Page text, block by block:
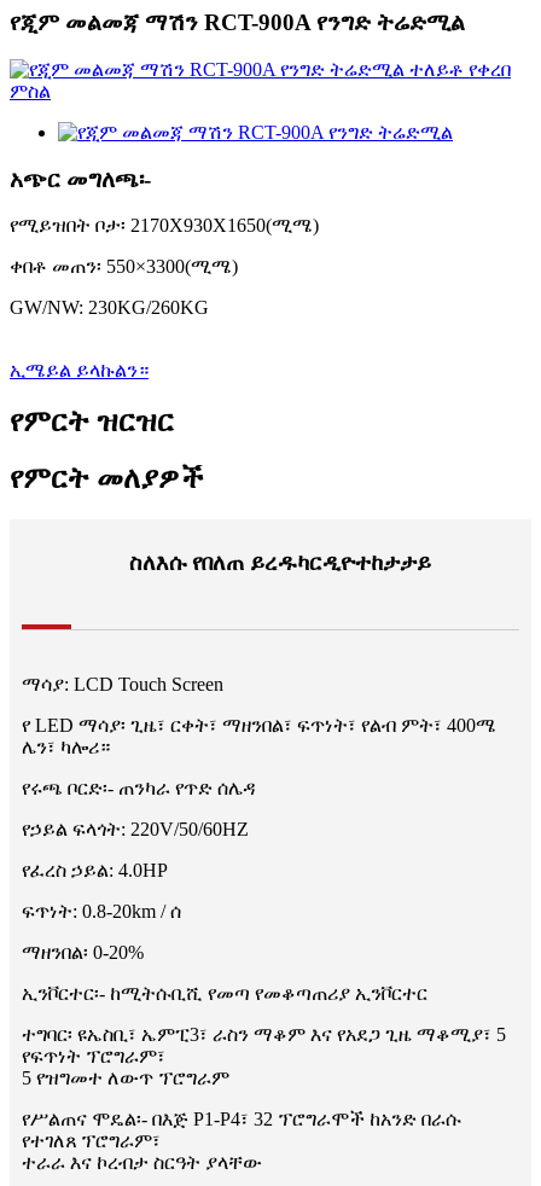
የጂም መልመጃ ማሽን RCT-900A የንግድ ትሬድሚል
አጭር መግለጫ፡-
የሚይዝበት ቦታ፡ 2170X930X1650(ሚሜ)
ቀበቶ መጠን፡ 550×3300(ሚሜ)
GW/NW: 230KG/260KG
ኢሜይል ይላኩልን።
የምርት ዝርዝር
የምርት መለያዎች
ስለእሱ የበለጠ ይረዱካርዲዮተከታታይ
ማሳያ: LCD Touch Screen
የ LED ማሳያ፡ ጊዜ፣ ርቀት፣ ማዘንበል፣ ፍጥነት፣ የልብ ምት፣ 400ሜ
ሌን፣ ካሎሪ።
የሩጫ ቦርድ፡- ጠንካራ የጥድ ሰሌዳ
የኃይል ፍላጎት: 220V/50/60HZ
የፈረስ ኃይል: 4.0HP
ፍጥነት: 0.8-20km / ሰ
ማዘንበል፡ 0-20%
ኢንቮርተር፡- ከሚትሱቢሺ የመጣ የመቆጣጠሪያ ኢንቮርተር
ተግባር፡ ዩኤስቢ፣ ኤምፒ3፣ ራስን ማቆም እና የአደጋ ጊዜ ማቆሚያ፣ 5
የፍጥነት ፕሮግራም፣
5 የዝግመተ ለውጥ ፕሮግራም
የሥልጠና ሞዴል፡- በእጅ P1-P4፣ 32 ፕሮግራሞች ከአንድ በራሱ
የተገለጸ ፕሮግራም፣
ተራራ እና ኮረብታ ስርዓት ያላቸው